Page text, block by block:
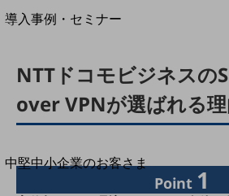
導入事例・セミナー
最新の導入事例や注目の導入事例をご紹介します
セミナー
開催・出展する各種セミナー、イベント情報をご紹
中堅中小企業のお客さま
NTTドコモビジネスウォッチ
NTTドコモビジネスの
over VPNが選ばれる
Point 1